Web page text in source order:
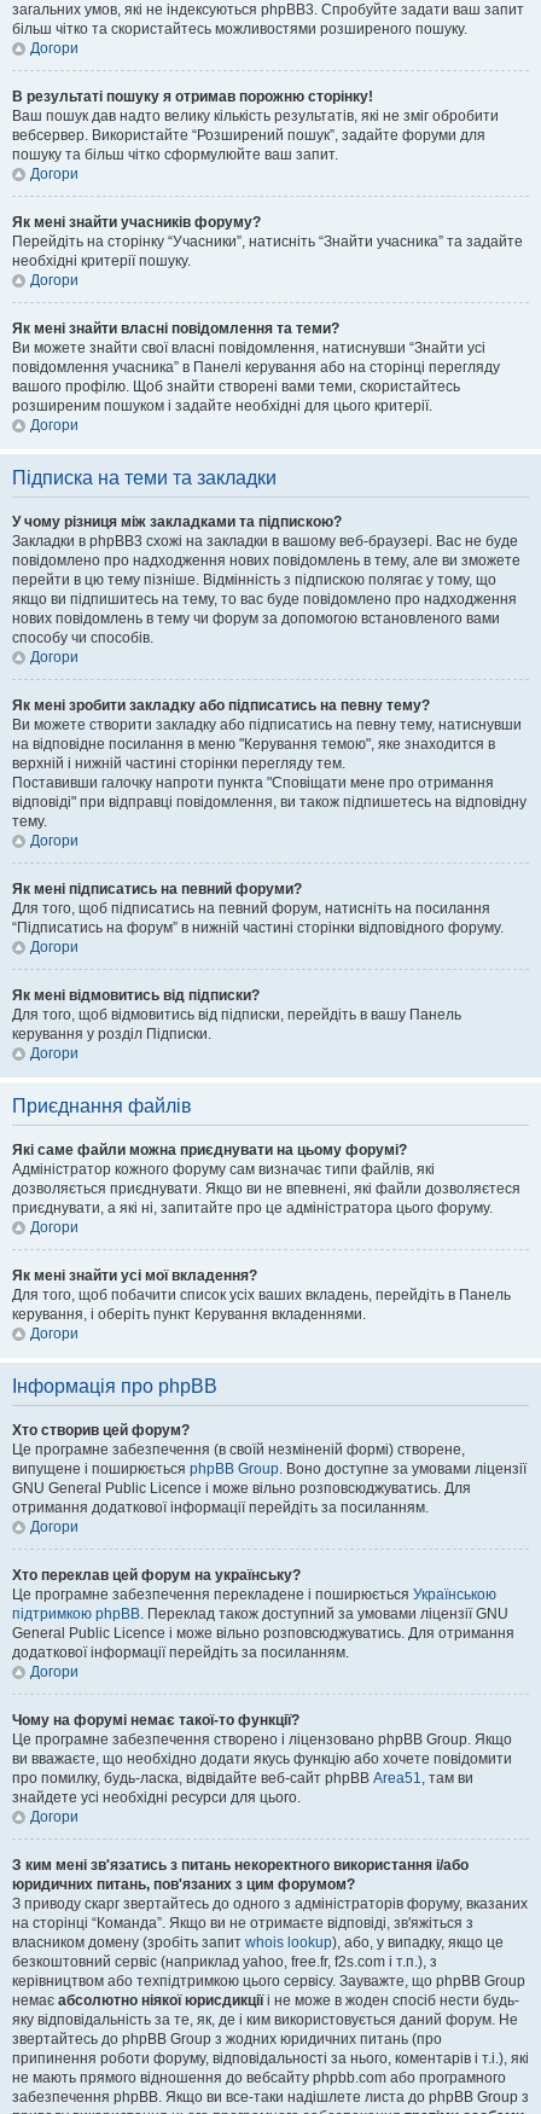
загальних умов, які не індексуються phpBB3. Спробуйте задати ваш запит
більш чітко та скористайтесь можливостями розширеного пошуку.
Догори
В результаті пошуку я отримав порожню сторінку!
Ваш пошук дав надто велику кількість результатів, які не зміг обробити
вебсервер. Використайте “Розширений пошук”, задайте форуми для
пошуку та більш чітко сформулюйте ваш запит.
Догори
Як мені знайти учасників форуму?
Перейдіть на сторінку “Учасники”, натисніть “Знайти учасника” та задайте
необхідні критерії пошуку.
Догори
Як мені знайти власні повідомлення та теми?
Ви можете знайти свої власні повідомлення, натиснувши “Знайти усі
повідомлення учасника” в Панелі керування або на сторінці перегляду
вашого профілю. Щоб знайти створені вами теми, скористайтесь
розширеним пошуком і задайте необхідні для цього критерії.
Догори
Підписка на теми та закладки
У чому різниця між закладками та підпискою?
Закладки в phpBB3 схожі на закладки в вашому веб-браузері. Вас не буде
повідомлено про надходження нових повідомлень в тему, але ви зможете
перейти в цю тему пізніше. Відмінність з підпискою полягає у тому, що
якщо ви підпишитесь на тему, то вас буде повідомлено про надходження
нових повідомлень в тему чи форум за допомогою встановленого вами
способу чи способів.
Догори
Як мені зробити закладку або підписатись на певну тему?
Ви можете створити закладку або підписатись на певну тему, натиснувши
на відповідне посилання в меню "Керування темою", яке знаходится в
верхній і нижній частині сторінки перегляду тем.
Поставивши галочку напроти пункта "Сповіщати мене про отримання
відповіді" при відправці повідомлення, ви також підпишетесь на відповідну
тему.
Догори
Як мені підписатись на певний форуми?
Для того, щоб підписатись на певний форум, натисніть на посилання
“Підписатись на форум” в нижній частині сторінки відповідного форуму.
Догори
Як мені відмовитись від підписки?
Для того, щоб відмовитись від підписки, перейдіть в вашу Панель
керування у розділ Підписки.
Догори
Приєднання файлів
Які саме файли можна приєднувати на цьому форумі?
Адміністратор кожного форуму сам визначає типи файлів, які
дозволяється приєднувати. Якщо ви не впевнені, які файли дозволяєтеся
приєднувати, а які ні, запитайте про це адміністратора цього форуму.
Догори
Як мені знайти усі мої вкладення?
Для того, щоб побачити список усіх ваших вкладень, перейдіть в Панель
керування, і оберіть пункт Керування вкладеннями.
Догори
Інформація про phpBB
Хто створив цей форум?
Це програмне забезпечення (в своїй незміненій формі) створене,
випущене і поширюється phpBB Group. Воно доступне за умовами ліцензії
GNU General Public Licence і може вільно розповсюджуватись. Для
отримання додаткової інформації перейдіть за посиланням.
Догори
Хто переклав цей форум на українську?
Це програмне забезпечення перекладене і поширюється Українською
підтримкою phpBB. Переклад також доступний за умовами ліцензії GNU
General Public Licence і може вільно розповсюджуватись. Для отримання
додаткової інформації перейдіть за посиланням.
Догори
Чому на форумі немає такої-то функції?
Це програмне забезпечення створено і ліцензовано phpBB Group. Якщо
ви вважаєте, що необхідно додати якусь функцію або хочете повідомити
про помилку, будь-ласка, відвідайте веб-сайт phpBB Area51, там ви
знайдете усі необхідні ресурси для цього.
Догори
З ким мені зв'язатись з питань некоректного використання і/або
юридичних питань, пов'язаних з цим форумом?
З приводу скарг звертайтесь до одного з адміністраторів форуму, вказаних
на сторінці “Команда”. Якщо ви не отримаєте відповіді, зв'яжіться з
власником домену (зробіть запит whois lookup), або, у випадку, якщо це
безкоштовний сервіс (наприклад yahoo, free.fr, f2s.com і т.п.), з
керівництвом або техпідтримкою цього сервісу. Зауважте, що phpBB Group
немає абсолютно ніякої юрисдикціїі не може в жоден спосіб нести будь-
яку відповідальність за те, як, де і ким використовується даний форум. Не
звертайтесь до phpBB Group з жодних юридичних питань (про
припинення роботи форуму, відповідальності за нього, коментарів і т.і.), які
не мають прямого відношення до вебсайту phpbb.com або програмного
забезпечення phpBB. Якщо ви все-таки надішлете листа до phpBB Group з